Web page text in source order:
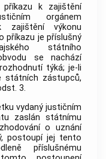
k zajištění
orgánem
výkonu
příkazu je příslušný
státního
se nachází
týká; je-li
státních zástupců,
3.
vydaný justičním
zaslán státnímu
o uznání
postoupí jej tento
příslušnému